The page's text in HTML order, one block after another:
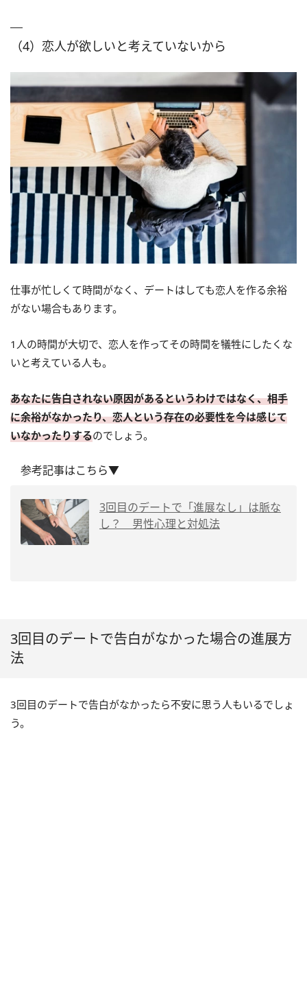
（4）恋人が欲しいと考えていないから
仕事が忙しくて時間がなく、デートはしても恋人を作る余裕
がない場合もあります。
1人の時間が大切で、恋人を作ってその時間を犠牲にしたくな
いと考えている人も。
あなたに告白されない原因があるというわけではなく、相手
に余裕がなかったり、恋人という存在の必要性を今は感じて
いなかったりするのでしょう。
参考記事はこちら▼
3回目のデートで「進展なし」は脈な
し？ 男性心理と対処法
3回目のデートで告白がなかった場合の進展方
法
3回目のデートで告白がなかったら不安に思う人もいるでしょ
う。